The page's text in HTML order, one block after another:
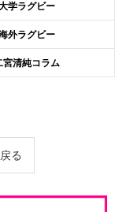
学ラグビー
外ラグビー
宮清純コラム
る